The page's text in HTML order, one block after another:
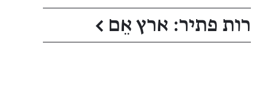
רות פתיר: ארץ אֵם ←